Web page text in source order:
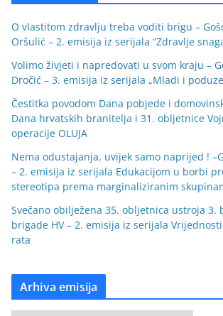
O vlastitom zdravlju treba voditi brigu –
Oršulić – 2. emisija iz serijala “Zdravlje
Volimo živjeti i napredovati u svom kraju –
Dročić – 3. emisija iz serijala „Mladi i
Čestitka povodom Dana pobjede i
Dana hrvatskih branitelja i 31. obljetnice
operacije OLUJA
Nema odustajanja, uvijek samo naprijed !
– 2. emisija iz serijala Edukacijom u borbi
stereotipa prema marginaliziranim
Svečano obilježena 35. obljetnica ustroja 3.
brigade HV – 2. emisija iz serijala
rata
Arhiva emisija